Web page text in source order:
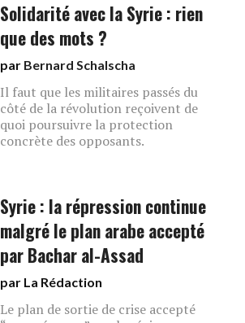
Solidarité avec la Syrie : rien
que des mots ?
par Bernard Schalscha
Il faut que les militaires passés du
côté de la révolution reçoivent de
quoi poursuivre la protection
concrète des opposants.
Syrie : la répression continue
malgré le plan arabe accepté
par Bachar al-Assad
par La Rédaction
Le plan de sortie de crise accepté